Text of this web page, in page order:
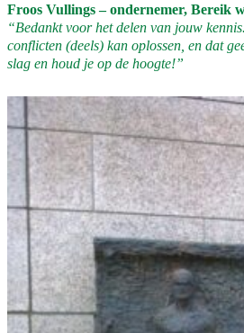
Froos Vullings – ondernemer, Bereik
“Bedankt voor het delen van jouw
conflicten (deels) kan oplossen, en dat
slag en houd je op de hoogte!”